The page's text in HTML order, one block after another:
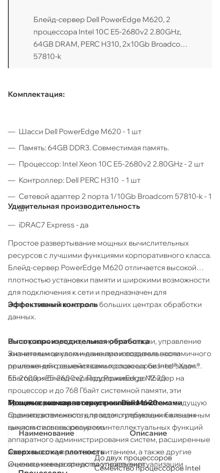
Блейд-сервер Dell PowerEdge M620, 2
процессора Intel 10C E5-2680v2 2.80GHz,
64GB DRAM, PERC H310, 2x10Gb Broadcom
57810-k
Комплектация:
Шасси Dell PowerEdge M620 - 1 шт
Память: 64GB DDR3. Совместимая память.
Процессор: Intel Xeon 10C E5-2680v2 2.80GHz - 2 шт
Контроллер: Dell PERC H310 - 1 шт
Сетевой адаптер 2 порта 1/10Gb Broadcom 57810-k - 1
шт
iDRAC7 Express - да
Удивительная производительность
Простое развертывание мощных вычислительных
ресурсов с лучшими функциями корпоративного класса.
Блейд-сервер PowerEdge M620 отличается высокой
плотностью установки памяти и широкими возможности
для подключения к сети и предназначен для
использования в малых и больших центрах обработки
данных.
Высокопроизводительная обработка
Значительное увеличение производительности
приложений с семействами процессоров Intel® Xeon®
E5-2600 и E5-2600v2. Поддерживая до 12 ядер на
процессор и до 768 Гбайт системной памяти, эти
процессоры нового поколения обеспечивают ведущую
производительность для задач, требующих больших
вычислительных ресурсов.
Сверхвысокая плотность
Оцените невероятную плотность виртуализации
Эффективный контроль
Интеграция и упрощение виртуализации, управление
жизненным циклом и данными и создание экономичного
решения для решения самых сложных бизнес-задач
благодаря блейд-серверу PowerEdge M620.
Мощные возможности управления системами
Оцените возможность простого управления жизненным
циклом с использованием интеллектуальных функций
аппаратного администрирования систем, расширенные
возможности управления питанием, а также другие
инновационные средства управления.
Технические характеристики Dell M620
Наименование Описание
До двух процессоров
Семейство процессоров Intel